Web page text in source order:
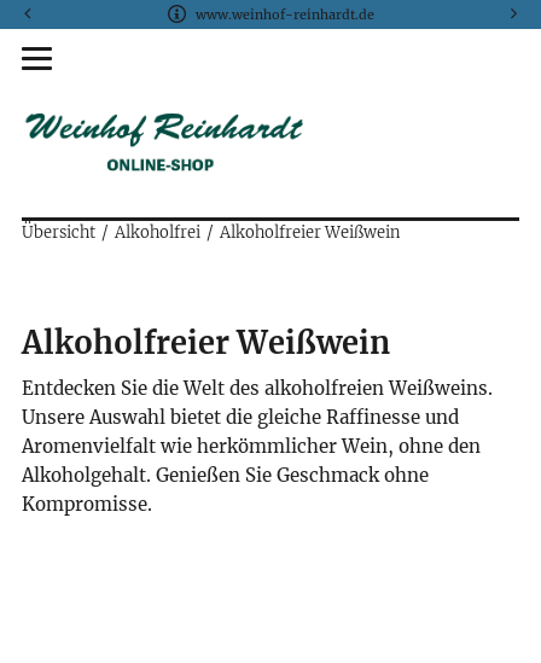
www.weinhof-reinhardt.de
Übersicht Alkoholfrei Alkoholfreier Weißwein
Alkoholfreier Weißwein
Entdecken Sie die Welt des alkoholfreien Weißweins.
Unsere Auswahl bietet die gleiche Raffinesse und
Aromenvielfalt wie herkömmlicher Wein, ohne den
Alkoholgehalt. Genießen Sie Geschmack ohne
Kompromisse.